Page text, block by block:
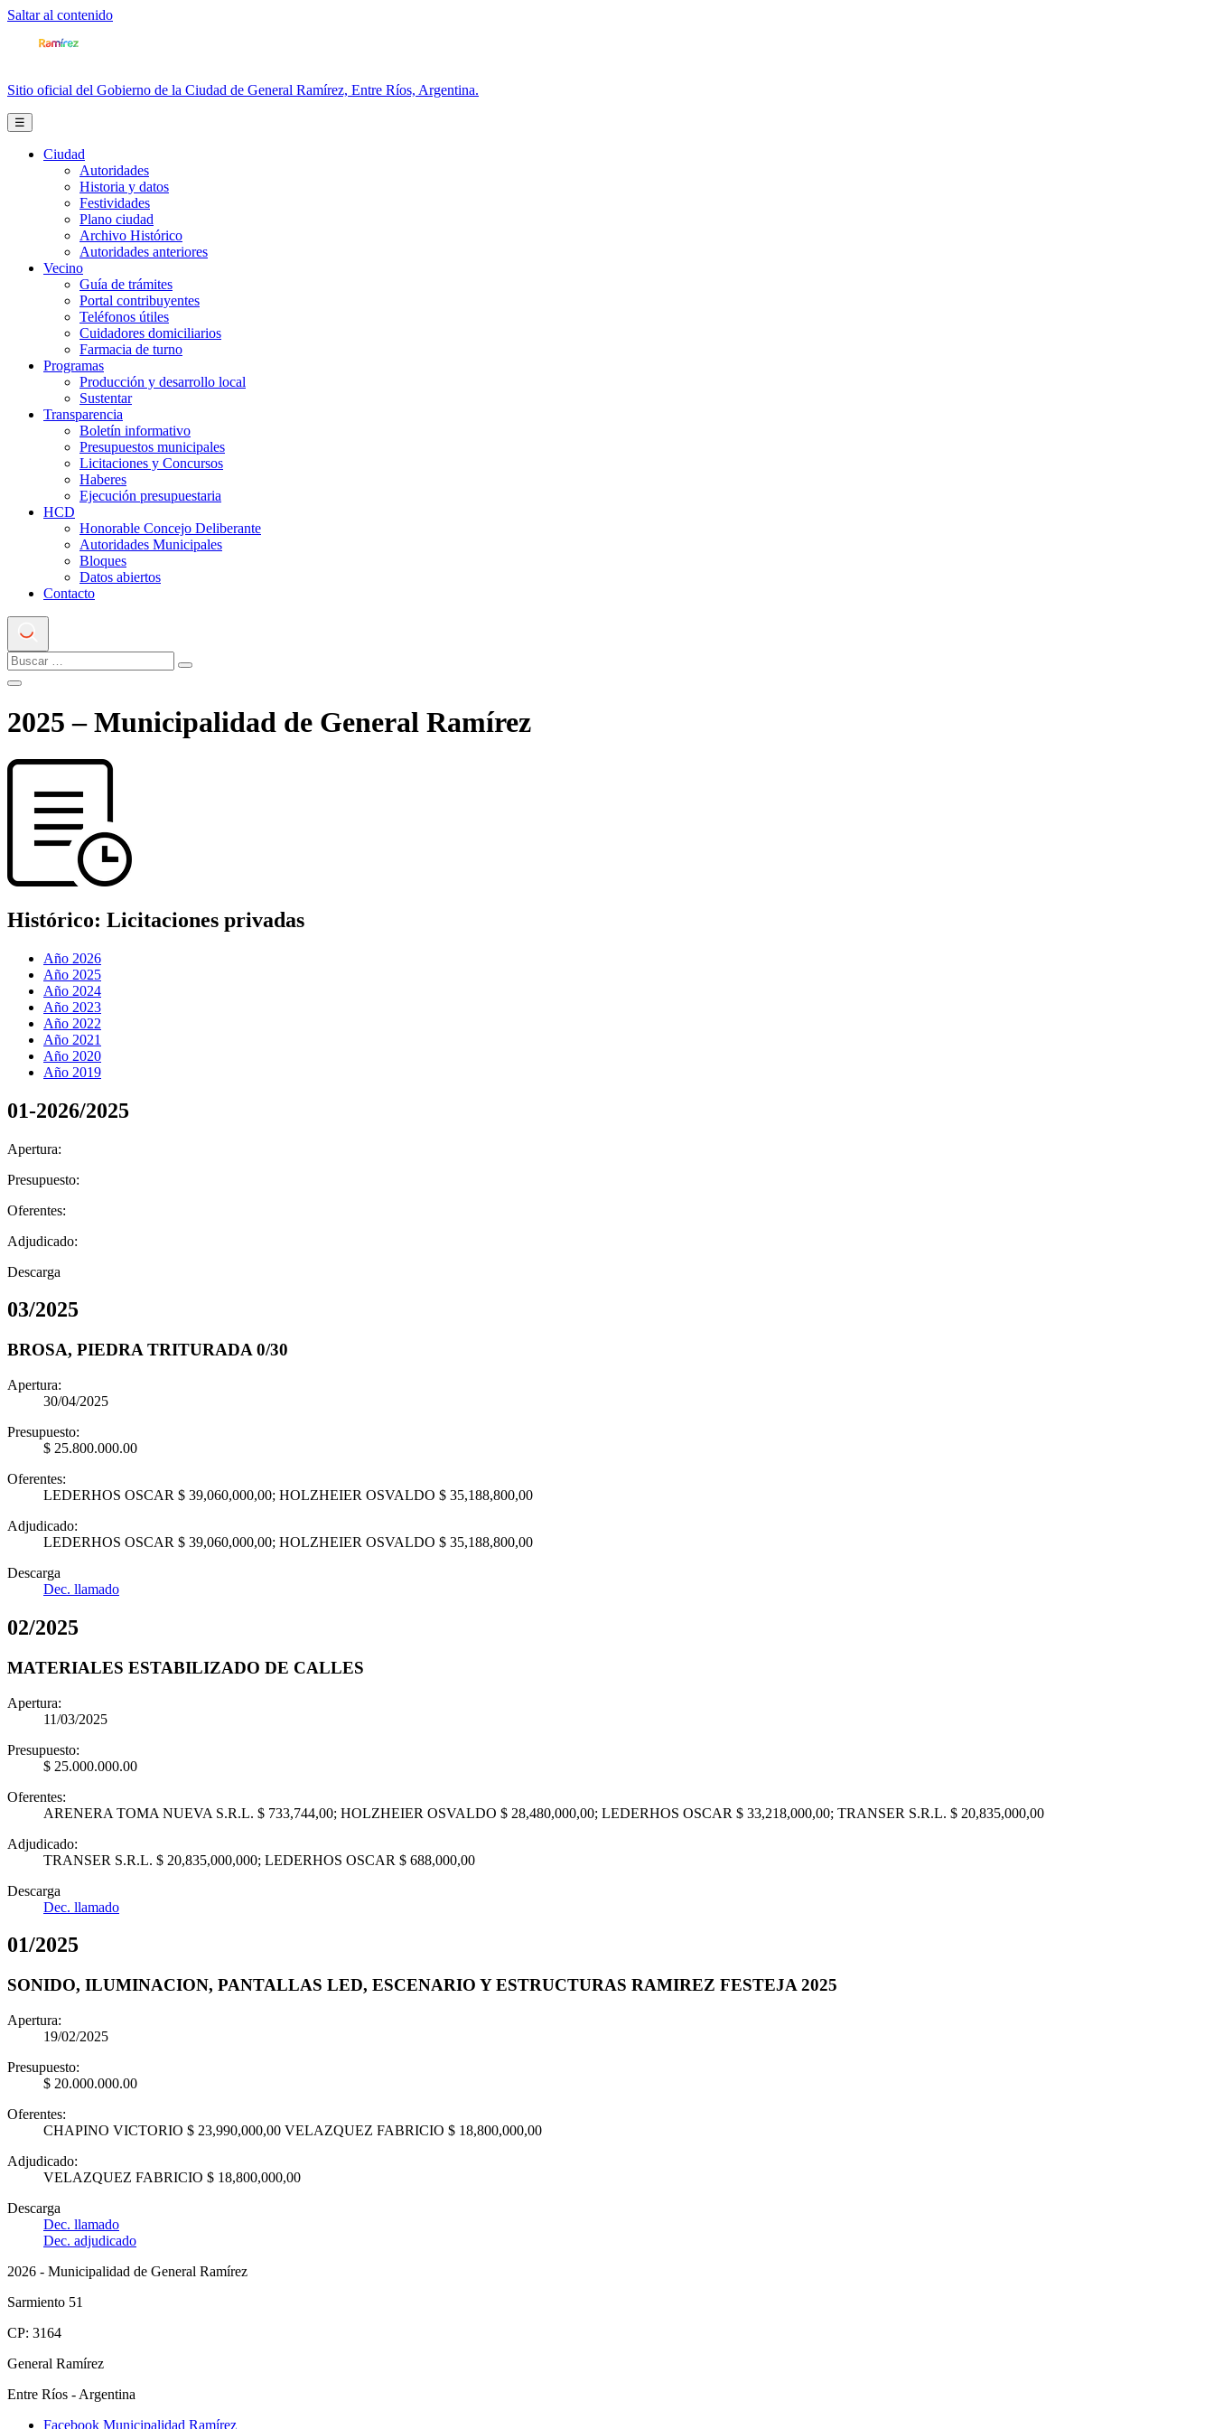
Saltar al contenido
Sitio oficial del Gobierno de la Ciudad de General Ramírez, Entre Ríos, Argentina.
☰
Ciudad
Autoridades
Historia y datos
Festividades
Plano ciudad
Archivo Histórico
Autoridades anteriores
Vecino
Guía de trámites
Portal contribuyentes
Teléfonos útiles
Cuidadores domiciliarios
Farmacia de turno
Programas
Producción y desarrollo local
Sustentar
Transparencia
Boletín informativo
Presupuestos municipales
Licitaciones y Concursos
Haberes
Ejecución presupuestaria
HCD
Honorable Concejo Deliberante
Autoridades Municipales
Bloques
Datos abiertos
Contacto
2025 – Municipalidad de General Ramírez
Histórico: Licitaciones privadas
Año 2026
Año 2025
Año 2024
Año 2023
Año 2022
Año 2021
Año 2020
Año 2019
01-2026/2025
Apertura:
Presupuesto:
Oferentes:
Adjudicado:
Descarga
03/2025
BROSA, PIEDRA TRITURADA 0/30
Apertura:
30/04/2025
Presupuesto:
$ 25.800.000.00
Oferentes:
LEDERHOS OSCAR $ 39,060,000,00; HOLZHEIER OSVALDO $ 35,188,800,00
Adjudicado:
LEDERHOS OSCAR $ 39,060,000,00; HOLZHEIER OSVALDO $ 35,188,800,00
Descarga
Dec. llamado
02/2025
MATERIALES ESTABILIZADO DE CALLES
Apertura:
11/03/2025
Presupuesto:
$ 25.000.000.00
Oferentes:
ARENERA TOMA NUEVA S.R.L. $ 733,744,00; HOLZHEIER OSVALDO $ 28,480,000,00; LEDERHOS OSCAR $ 33,218,000,00; TRANSER S.R.L. $ 20,835,000,00
Adjudicado:
TRANSER S.R.L. $ 20,835,000,000; LEDERHOS OSCAR $ 688,000,00
Descarga
Dec. llamado
01/2025
SONIDO, ILUMINACION, PANTALLAS LED, ESCENARIO Y ESTRUCTURAS RAMIREZ FESTEJA 2025
Apertura:
19/02/2025
Presupuesto:
$ 20.000.000.00
Oferentes:
CHAPINO VICTORIO $ 23,990,000,00 VELAZQUEZ FABRICIO $ 18,800,000,00
Adjudicado:
VELAZQUEZ FABRICIO $ 18,800,000,00
Descarga
Dec. llamado
Dec. adjudicado
2026 - Municipalidad de General Ramírez
Sarmiento 51
CP: 3164
General Ramírez
Entre Ríos - Argentina
Facebook Municipalidad Ramírez